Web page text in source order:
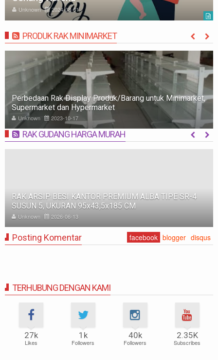
Unknown 2024-03-01
PRODUK RAK MINIMARKET MORE
Perbedaan Rak Display Produk/Barang untuk Minimarket,
Supermarket dan Hypermarket
Unknown 2023-10-17
RAK GUDANG HARGA MURAH MORE
RAK ARSIP BESI KANTOR PREMIUM ALBA TIPE SR-4
SUSUN 5, UKURAN 95x43,5x185 CM
Unknown 2026-06-13
Posting Komentar facebook blogger disqus
TERHUBUNG DENGAN KAMI
27k
Likes
1k
Followers
40k
Followers
2.35K
Subscribes